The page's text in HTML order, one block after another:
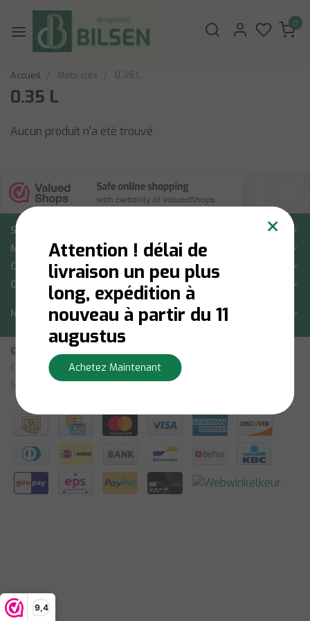
9,4
0
Accueil Mots-clés 0.35 L
0.35 L
Aucun produit n'a été trouvé
Soutien à la clientèle
Mon compte
Catégories
Coordonnées
Newsletter
© Copyright 2026 - Bilsen | Realisatie
Conditions Générales| Avertissement Politique de Confidentialité
Sitemap: French|RSS Feed
×
Attention ! délai de
livraison un peu plus
long, expédition à
nouveau à partir du 11
augustus
Achetez Maintenant